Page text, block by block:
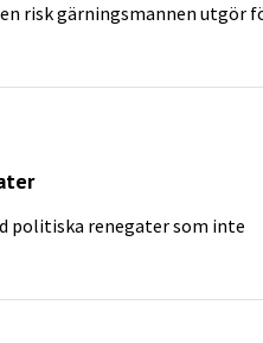
risk gärningsmannen utgör
politiska renegater som inte